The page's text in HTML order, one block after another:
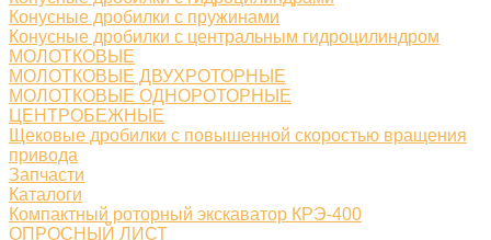
Конусные дробилки с пружинами
Конусные дробилки с центральным гидроцилиндром
МОЛОТКОВЫЕ
МОЛОТКОВЫЕ ДВУХРОТОРНЫЕ
МОЛОТКОВЫЕ ОДНОРОТОРНЫЕ
ЦЕНТРОБЕЖНЫЕ
Щековые дробилки с повышенной скоростью вращения
привода
Запчасти
Каталоги
Компактный роторный экскаватор КРЭ-400
ОПРОСНЫЙ ЛИСТ